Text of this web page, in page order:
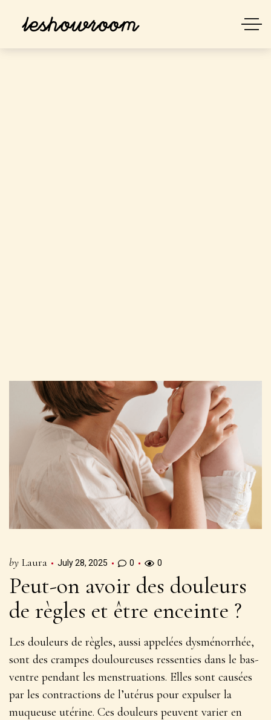
by Laura July 28, 2025 0 0
Peut-on avoir des douleurs
de règles et être enceinte ?
Les douleurs de règles, aussi appelées dysménorrhée,
sont des crampes douloureuses ressenties dans le bas-
ventre pendant les menstruations. Elles sont causées
par les contractions de l’utérus pour expulser la
muqueuse utérine. Ces douleurs peuvent varier en